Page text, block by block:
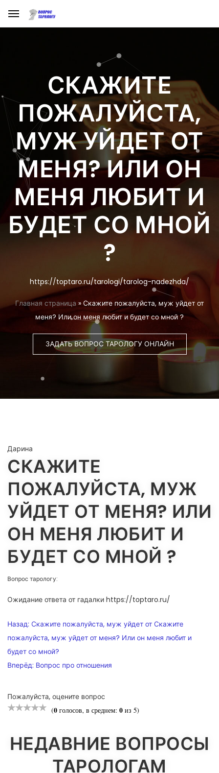
СКАЖИТЕ
ПОЖАЛУЙСТА,
МУЖ УЙДЕТ ОТ
МЕНЯ? ИЛИ ОН
МЕНЯ ЛЮБИТ И
БУДЕТ СО МНОЙ
?
https://toptaro.ru/tarologi/tarolog-nadezhda/
Главная страница » Скажите пожалуйста, муж уйдет от
меня? Или он меня любит и будет со мной ?
ЗАДАТЬ ВОПРОС ТАРОЛОГУ ОНЛАЙН
Дарина
СКАЖИТЕ
ПОЖАЛУЙСТА, МУЖ
УЙДЕТ ОТ МЕНЯ? ИЛИ
ОН МЕНЯ ЛЮБИТ И
БУДЕТ СО МНОЙ ?
Вопрос тарологу:
Ожидание ответа от гадалки https://toptaro.ru/
НАВИГАЦИЯ
ПО
ЗАПИСЯМ
Назад: Скажите пожалуйста, муж уйдет от Скажите
пожалуйста, муж уйдет от меня? Или он меня любит и
будет со мной?
Вперёд: Вопрос про отношения
Пожалуйста, оцените вопрос
(0 голосов, в среднем: 0 из 5)
НЕДАВНИЕ ВОПРОСЫ
ТАРОЛОГАМ